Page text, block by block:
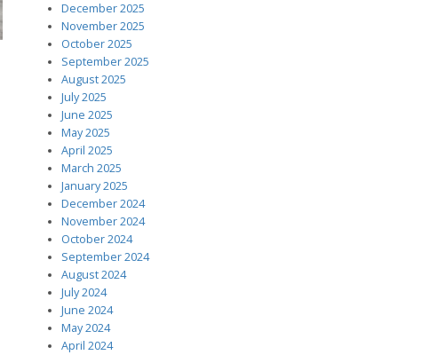
December 2025
November 2025
October 2025
September 2025
August 2025
July 2025
June 2025
May 2025
April 2025
March 2025
January 2025
December 2024
November 2024
October 2024
September 2024
August 2024
July 2024
June 2024
May 2024
April 2024